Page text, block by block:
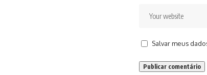
Salvar meus